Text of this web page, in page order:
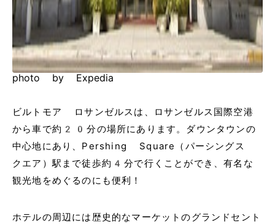
photo by Expedia
ビルトモア ロサンゼルスは、ロサンゼルス国際空港
から車で約20分の場所にあります。ダウンタウンの
中心地にあり、Pershing Square（パーシングス
クエア）駅まで徒歩約4分で行くことができ、有名な
観光地をめぐるのにも便利！
ホテルの周辺には歴史的なマーケットのグランドセント